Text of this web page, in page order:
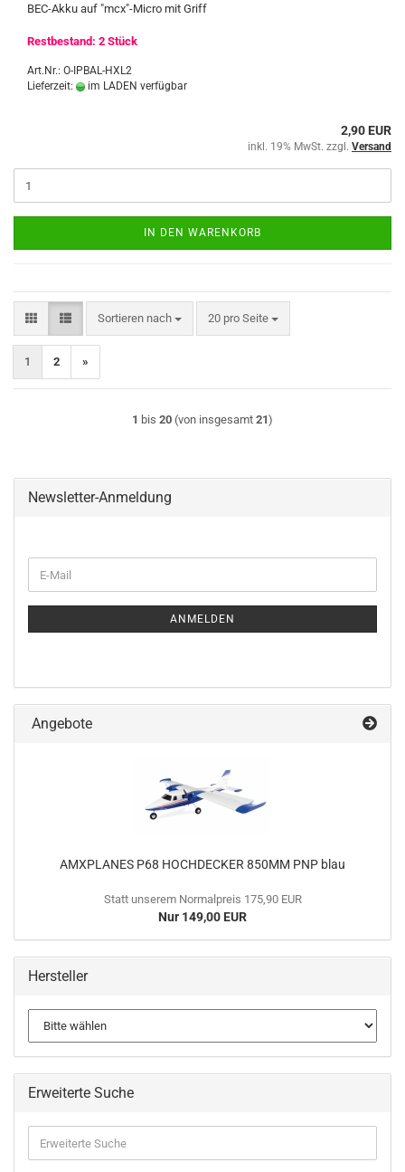
BEC-Akku auf "mcx"-Micro mit Griff
Restbestand: 2 Stück
Art.Nr.: O-IPBAL-HXL2
Lieferzeit:
im LADEN verfügbar
2,90 EUR
inkl. 19% MwSt. zzgl. Versand
IN DEN WARENKORB
Sortieren nach
Sortieren nach 20 pro Seite
pro Seite
1 2 »
1 bis 20 (von insgesamt 21)
Newsletter-Anmeldung
ZUR
E-
Mail
ANMELDEN
Angebote
AMXPLANES P68 HOCHDECKER 850MM PNP blau
Statt unserem Normalpreis 175,90 EUR
Nur 149,00 EUR
Hersteller
Erweiterte Suche
Suche